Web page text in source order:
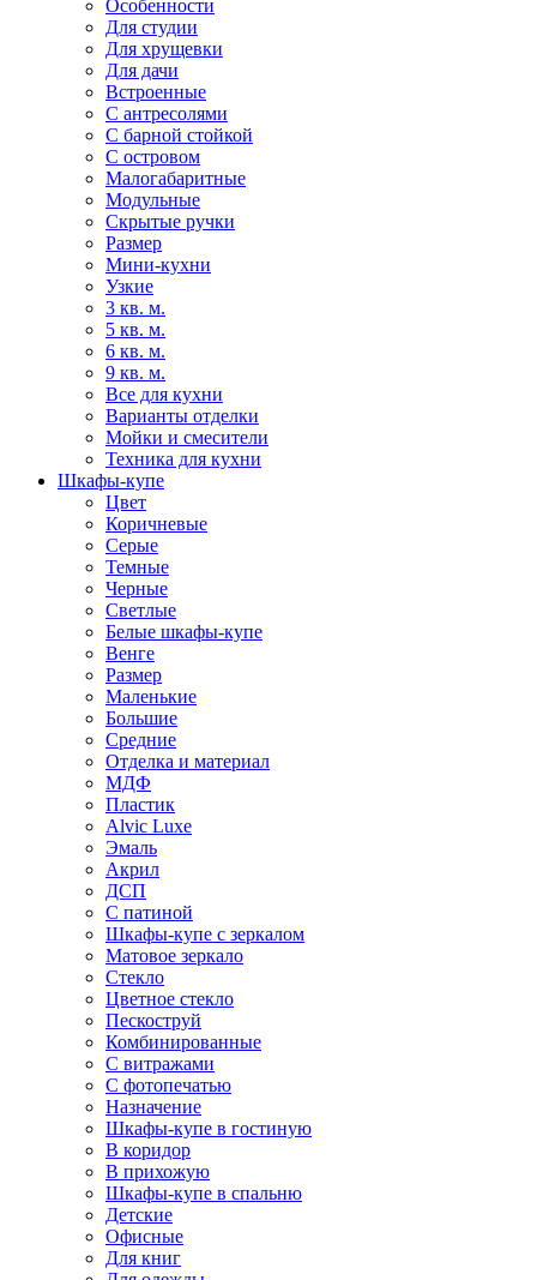
Особенности
Для студии
Для хрущевки
Для дачи
Встроенные
С антресолями
С барной стойкой
С островом
Малогабаритные
Модульные
Скрытые ручки
Размер
Мини-кухни
Узкие
3 кв. м.
5 кв. м.
6 кв. м.
9 кв. м.
Все для кухни
Варианты отделки
Мойки и смесители
Техника для кухни
Шкафы-купе
Цвет
Коричневые
Серые
Темные
Черные
Светлые
Белые шкафы-купе
Венге
Размер
Маленькие
Большие
Средние
Отделка и материал
МДФ
Пластик
Alvic Luxe
Эмаль
Акрил
ДСП
С патиной
Шкафы-купе с зеркалом
Матовое зеркало
Стекло
Цветное стекло
Пескоструй
Комбинированные
С витражами
С фотопечатью
Назначение
Шкафы-купе в гостиную
В коридор
В прихожую
Шкафы-купе в спальню
Детские
Офисные
Для книг